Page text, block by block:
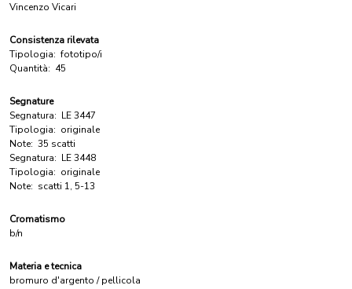
Vincenzo Vicari
Consistenza rilevata
Tipologia: fototipo/i
Quantità: 45
Segnature
Segnatura: LE 3447
Tipologia: originale
Note: 35 scatti
Segnatura: LE 3448
Tipologia: originale
Note: scatti 1, 5-13
Cromatismo
b/n
Materia e tecnica
bromuro d'argento / pellicola